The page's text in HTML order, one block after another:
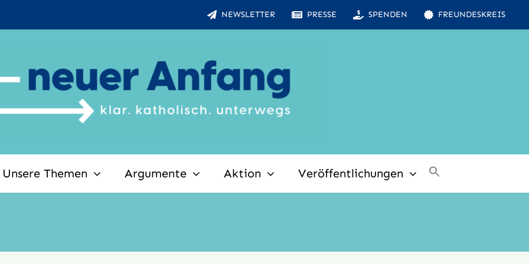
NEWSLETTER PRESSE SPENDEN FREUNDESKREIS
Unsere Themen Argumente Aktion Veröffentlichungen